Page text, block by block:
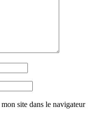
site dans le navigateur